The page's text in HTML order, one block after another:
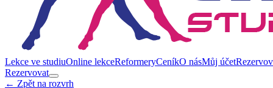
Lekce ve studiuOnline lekceReformeryCeníkO násMůj účet
Rezervovat
← Zpět na rozvrh